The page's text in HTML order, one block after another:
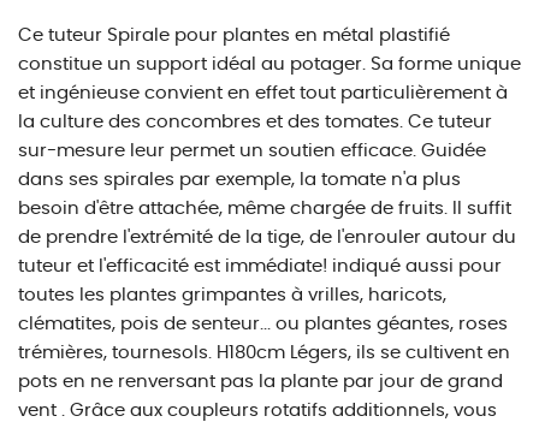
Ce tuteur Spirale pour plantes en métal plastifié
constitue un support idéal au potager. Sa forme unique
et ingénieuse convient en effet tout particulièrement à
la culture des concombres et des tomates. Ce tuteur
sur-mesure leur permet un soutien efficace. Guidée
dans ses spirales par exemple, la tomate n'a plus
besoin d'être attachée, même chargée de fruits. Il suffit
de prendre l'extrémité de la tige, de l'enrouler autour du
tuteur et l'efficacité est immédiate! indiqué aussi pour
toutes les plantes grimpantes à vrilles, haricots,
clématites, pois de senteur... ou plantes géantes, roses
trémières, tournesols. H180cm Légers, ils se cultivent en
pots en ne renversant pas la plante par jour de grand
vent . Grâce aux coupleurs rotatifs additionnels, vous